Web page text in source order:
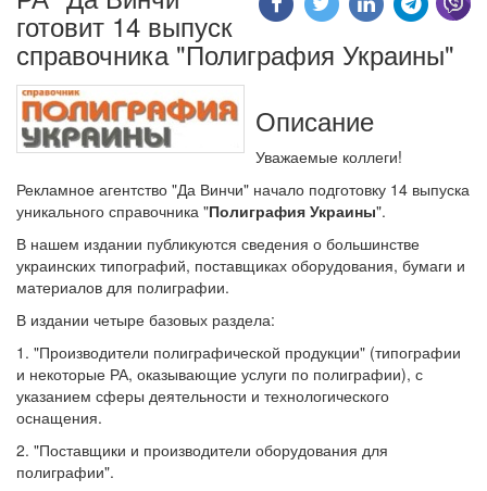
готовит 14 выпуск
справочника "Полиграфия Украины"
Описание
Уважаемые коллеги!
Рекламное агентство "Да Винчи" начало подготовку 14 выпуска
уникального справочника "Полиграфия Украины".
В нашем издании публикуются сведения о большинстве
украинских типографий, поставщиках оборудования, бумаги и
материалов для полиграфии.
В издании четыре базовых раздела:
1. "Производители полиграфической продукции" (типографии
и некоторые РА, оказывающие услуги по полиграфии), с
указанием сферы деятельности и технологического
оснащения.
2. "Поставщики и производители оборудования для
полиграфии".